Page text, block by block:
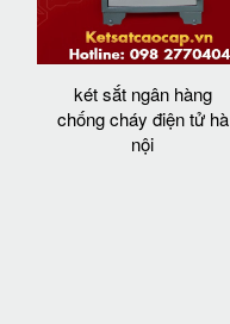
két sắt ngân hàng
chống cháy điện tử hà
nội